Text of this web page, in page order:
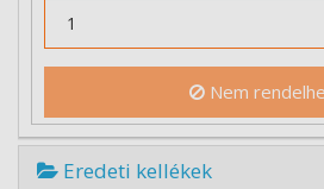
Nem
Eredeti kellékek